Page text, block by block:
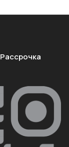
Рассрочка